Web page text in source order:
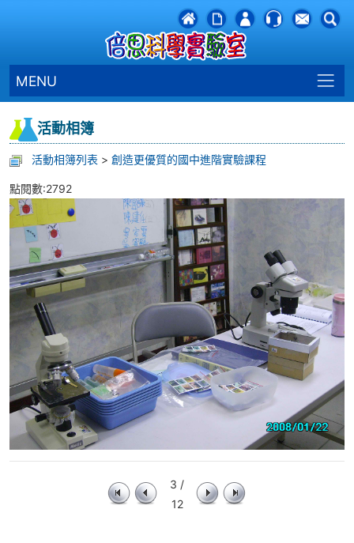
MENU
活動相簿
活動相簿列表 > 創造更優質的國中進階實驗課程
點閱數:2792
3 /
12